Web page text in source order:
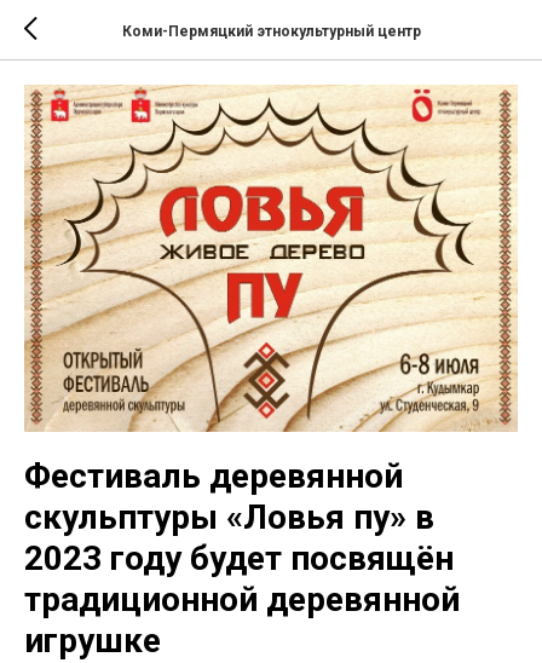
Коми-Пермяцкий этнокультурный центр
Фестиваль деревянной
скульптуры «Ловья пу» в
2023 году будет посвящён
традиционной деревянной
игрушке